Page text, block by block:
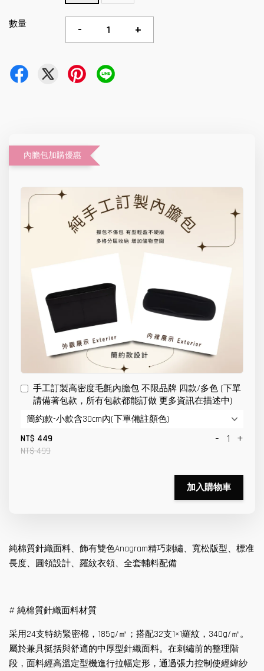
數量 - +
內膽包加購優惠
手工訂製高密度毛氈內膽包 不限品牌 四款/多色 (下單
請備著包款，所有包款都能訂做 更多資訊在描述中)
NT$ 449
NT$ 499
- +
加入購物車
純棉質針織面料、飾有雙色Anagram精巧刺繡、寬松版型、標准
長度、圓領設計、羅紋衣領、全套輔料配備
# 純棉質針織面料材質
采用24支特紡緊密棉，185g/㎡；搭配32支1×1羅紋，340g/㎡。
屬於兼具挺括與舒適的中厚型針織面料。在刺繡前的整理階
段，面料經高溫定型機進行拉幅定形，通過張力控制使經緯紗